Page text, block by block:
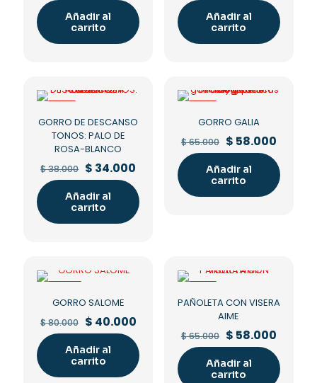
was:
$ 70.000.
is:
$ 45.000.
Añadir al
carrito
was:
$ 70.000.
is:
$
Añadir al
carrito
GORRO DE DESCANSO
TONOS: PALO DE
ROSA-BLANCO
$38.000 Original
price
was:
$ 38.000.
$ 34.000 Current
is:
$ 34.000.
Añadir al
carrito
GORRO GALIA
$65.000 Original
price
was:
$ 65.000.
$ 58.000
is:
$
Añadir al
carrito
GORRO SALOME
$80.000 Original
price
was:
$ 80.000.
$ 40.000Current
is:
$ 40.000.
Añadir al
carrito
PAÑOLETA CON VISERA
AIME
$65.000 Original
price
was:
$ 65.000.
$ 58.000
is:
$
Añadir al
carrito